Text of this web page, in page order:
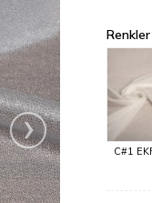
›
Renkler
C#1